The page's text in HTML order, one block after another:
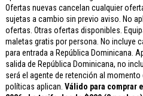
Ofertas nuevas cancelan cualquier
sujetas a cambio sin previo aviso. No
ofertas. Otras ofertas disponibles.
maletas gratis por persona. No incluye
para entrada a República Dominicana.
salida de República Dominicana, no
será el agente de retención al
políticas aplican. Válido para comprar